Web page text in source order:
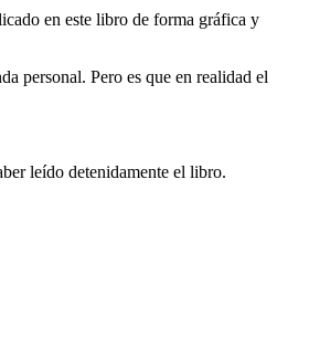
en este libro de forma gráfica y
personal. Pero es que en realidad el
leído detenidamente el libro.